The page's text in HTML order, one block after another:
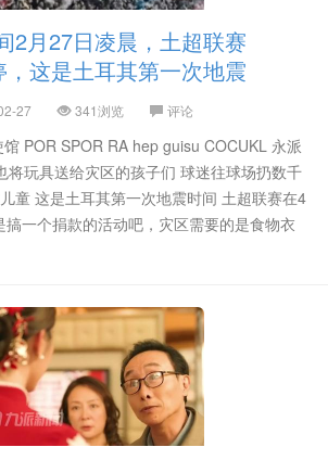
2月27日凌晨，土超联赛
这是土耳其第一次地震
27 341浏览 评论
POR SPOR RA hep guisu COCUKL 永派
将玩具送给灾区的孩子们 球迷往球场扔数千
童 这是土耳其第一次地震时间 土超联赛在4
一个捐款的活动吧，灾区需要的是食物衣